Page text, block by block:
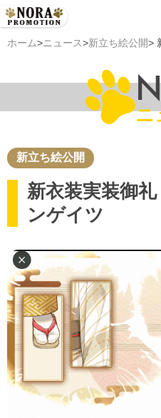
ホーム>ニュース>新立ち絵公開>
ニ
新立ち絵公開
新衣装実装御
ンゲイツ